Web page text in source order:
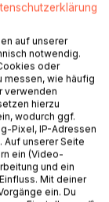
länger als
sind. So
ihr trostloses
bis die
zu machen...
in der
um
Mädchen mit
verrückten,
auf unserer
notwendig.
oder
messen, wie häufig
verwenden
hierzu
wodurch ggf.
Pixel, IP-Adressen
unserer Seite
ein (Video-
und ein
Mit deiner
ein. Du